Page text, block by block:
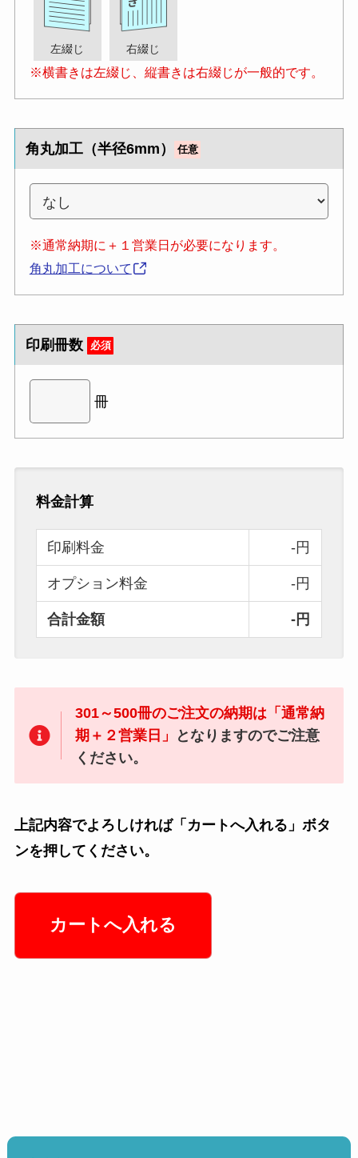
左綴じ 右綴じ
※横書きは左綴じ、縦書きは右綴じが一般的です。
角丸加工（半径6mm） 任意
※通常納期に＋１営業日が必要になります。
角丸加工について
印刷冊数 必須
冊
料金計算
印刷料金 -円
オプション料金 -円
合計金額 -円
301～500冊のご注文の納期は「通常納
期＋２営業日」
となりますのでご注意
ください。
上記内容でよろしければ「カートへ入れる」ボタ
ンを押してください。